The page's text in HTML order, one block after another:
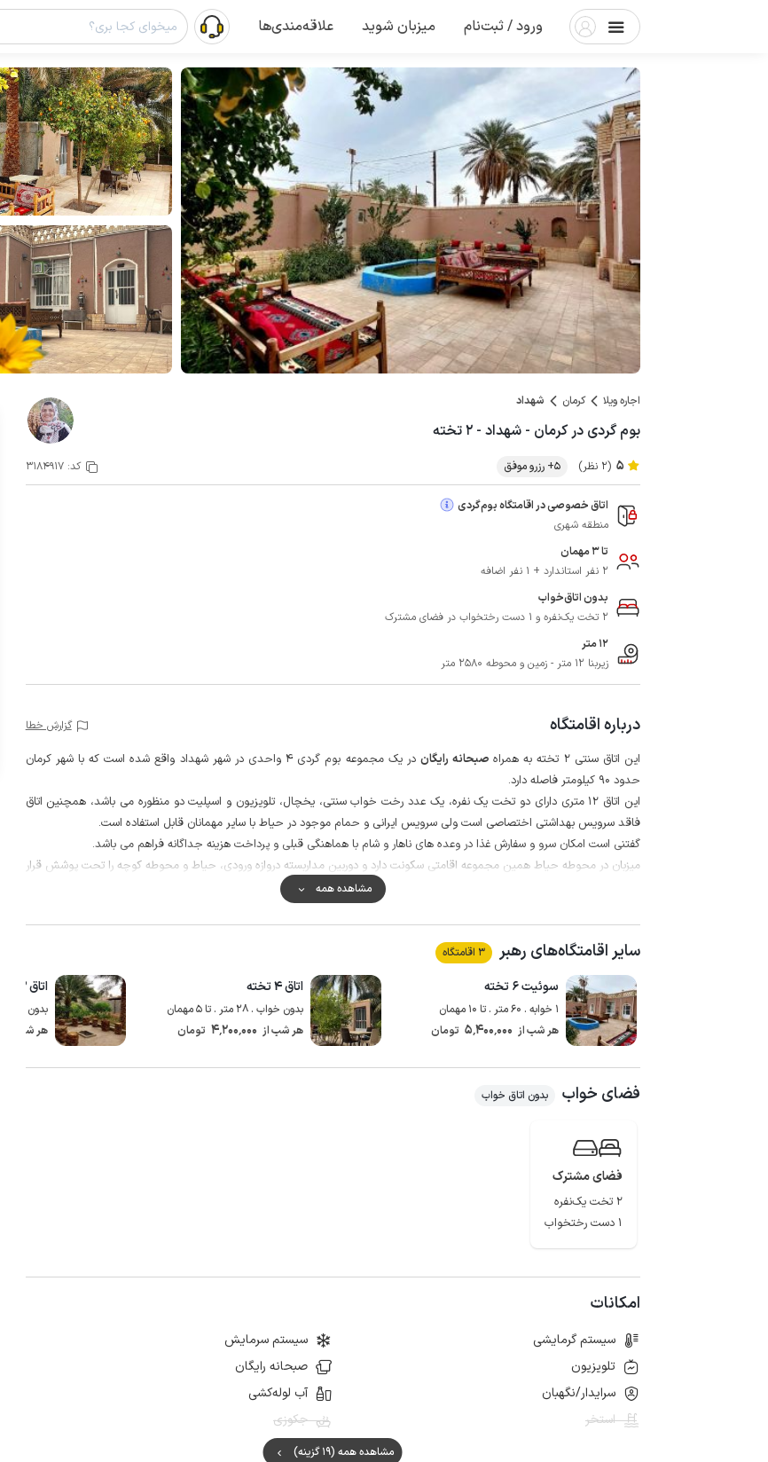
ورود / ثبت‌نام میزبان شوید علاقه‌مندی‌ها
اجاره ویلا کرمان شهداد
بوم گردی در کرمان - شهداد - ۲ تخته
5 (2 نظر) 5+ رزرو موفق کد:3184917
اتاق خصوصی در اقامتگاه بوم‌گردی
منطقه شهری
تا 3 مهمان
2 نفر استاندارد + 1 نفر اضافه
بدون اتاق‌خواب
2 تخت یک‌نفره و 1 دست رختخواب در فضای مشترک
12 متر
زیربنا 12 متر - زمین و محوطه 2580 متر
درباره اقامتگاه گزارش خطا
این اتاق سنتی 2 تخته به همراه صبحانه رایگان
در یک مجموعه بوم گردی 4 واحدی در شهر شهداد واقع شده است که با شهر کرمان
حدود 90 کیلومتر فاصله دارد.
این اتاق 12 متری دارای دو تخت یک نفره، یک عدد رخت خواب سنتی، یخچال، تلویزیون و اسپلیت دو منظوره می باشد، همچنین اتاق
فاقد سرویس بهداشتی اختصاصی است ولی سرویس ایرانی و حمام موجود در حیاط با سایر مهمانان قابل استفاده است.
گفتنی است امکان سرو و سفارش غذا در وعده های ناهار و شام با هماهنگی قبلی و پرداخت هزینه جداگانه فراهم می باشد.
میزبان در محوطه حیاط همین مجموعه اقامتی سکونت دارد و دوربین مداربسته دروازه ورودی، حیاط و محوطه کوچه را تحت پوشش قرار
در این اقامتگاه صبحانه رایگان سرو می شود و سفارش نهار و شام با هماهنگی قبلی با میزبان و پرداخت هزینه جداگانه ممکن است.
به منظور تهیه مایحتاج روزانه، سوپرمارکت در فاصله حدود 200 متری و نانوایی در فاصله حدود 600 متری قابل دسترس می باشد.
50 متر مسیر منتهی به اقامتگاه جاده خاکی می باشد.
مشاهده همه
سایر اقامتگاه‌های رهبر 3 اقامتگاه
سوئیت ۶ تخته
1 خوابه . 60 متر . تا 10 مهمان
هر شب از 5٬400٬000 تومان
اتاق ۴ تخته
بدون خواب . 28 متر . تا 5 مهمان
هر شب از 4٬200٬000 تومان
اتاق ۳ تخته
بدون خواب . 18 متر . تا 4 مهمان
هر شب از
فضای خواب بدون اتاق خواب
فضای مشترک
2 تخت یک‌نفره
1 دست رختخواب
امکانات
سیستم گرمایشی
سیستم سرمایش
تلویزیون
صبحانه رایگان
سرایدار/نگهبان
آب لوله‌کشی
استخر
جکوزی
مشاهده همه (19 گزینه)